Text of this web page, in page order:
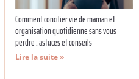
Comment concilier vie de maman et
organisation quotidienne sans vous
perdre : astuces et conseils
Lire la suite »